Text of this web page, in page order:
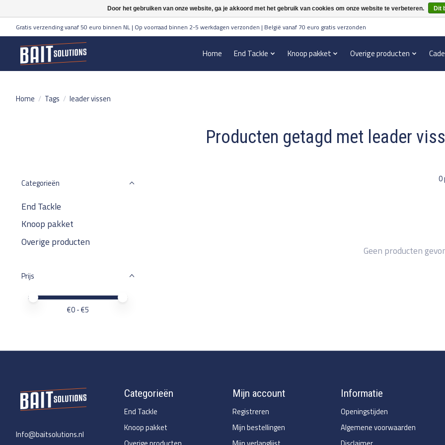
Gratis verzending vanaf 50 euro binnen NL | Op voorraad binnen 2-5 werkdagen verzonden | België vanaf 70 euro gratis verzonden
Home End Tackle Knoop pakket Overige producten
Home / Tags / leader vissen
Producten getagd met leader
Categorieën
End Tackle
Knoop pakket
Overige producten
Prijs
Minimale prijswaarde
Price maximum value
€0- €5
0
Geen producten
Info@baitsolutions.nl
Categorieën
End Tackle
Knoop pakket
Mijn account
Registreren
Mijn bestellingen
Informatie
Openingstijden
Algemene voorwaarden
Door het gebruiken van onze website, ga je akkoord met het gebruik van cookies om onze website te verbeteren. Dit